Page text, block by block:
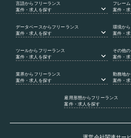
言語からフリーランス
案件・求人を探す
フレー
案件・
データベース からフリーランス
案件・求人を探す
環境か
案件・
ツールからフリーランス
案件・求人を探す
その他
案件・
業界からフリーランス
案件・求人を探す
勤務地
案件・
雇用形態からフリーランス
案件・求人を探す